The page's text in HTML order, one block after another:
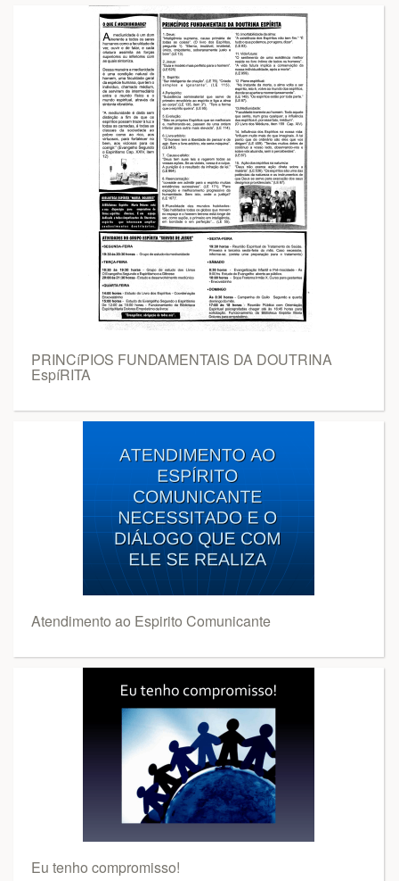
PRINCíPIOS FUNDAMENTAIS DA DOUTRINA
EspíRITA
Atendimento ao Espirito Comunicante
Eu tenho compromisso!